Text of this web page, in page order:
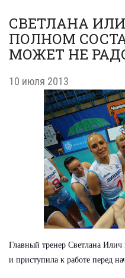
СВЕТЛАНА
ПОЛНОМ
МОЖЕТ НЕ
10 июля 2013
Главный тренер Светлана Илич
и приступила к работе перед